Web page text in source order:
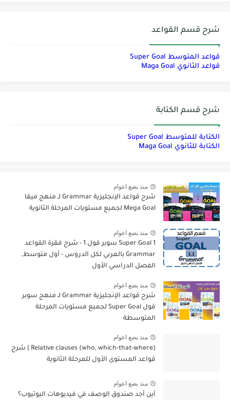
شرح قسم القواعد
قواعد المتوسط Super Goal
قواعد الثانوي Maga Goal
شرح قسم الكتابة
الكتابة للمتوسط Super Goal
الكتابة للثانوي Maga Goal
منذ بضع اعوام
شرح قواعد الإنجليزية Grammar لـ منهج ميقا
Mega Goal لجميع مستويات المرحلة الثانوية
منذ بضع اعوام
Super Goal 1 سوبر قول 1 - شرح فقرة القواعد
Grammar بالعربي لكل الدروس - أول متوسط,
الفصل الدراسي الأول
منذ بضع اعوام
شرح قواعد الإنجليزية Grammar لـ منهج سوبر
قول Super Goal لجميع مستويات المرحلة
المتوسطة
منذ بضع اعوام
Relative clauses (who, which-that-where) | شرح
قواعد المستوى الأول للمرحلة الثانوية
منذ بضع اعوام
أين أجد صندوق الوصف في فيديوهات اليوتيوب؟